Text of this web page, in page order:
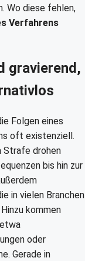
Wo diese fehlen,
Verfahrens
gravierend,
Folgen eines
oft existenziell.
Strafe drohen
bis hin zur
in vielen Branchen
kommen
oder
Gerade in